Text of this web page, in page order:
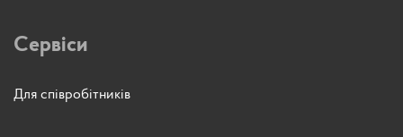
Сервіси
Для співробітників